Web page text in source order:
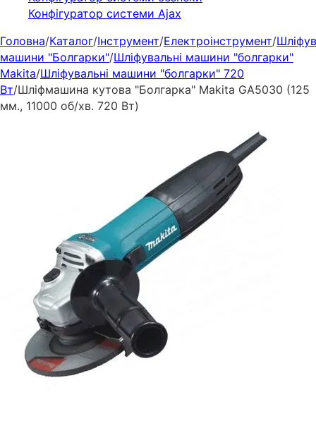
Конфігуратор системи Ajax
Головна/Каталог/Інструмент/Електроінструмент/
машини "Болгарки"/Шліфувальні машини "болгарки"
Makita/Шліфувальні машини "болгарки" 720
Вт/Шліфмашина кутова "Болгарка" Makita GA5030 (125
мм., 11000 об/хв. 720 Вт)